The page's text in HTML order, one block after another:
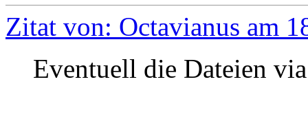
Zitat von: Octavianus am
Eventuell die Dateien